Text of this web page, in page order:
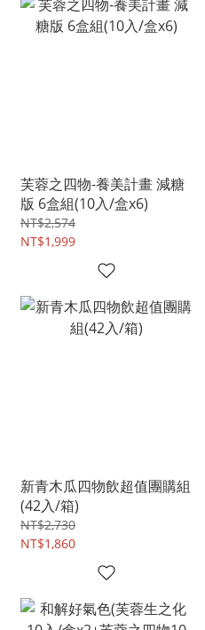
芙蓉之四物-養美計畫 減糖
版 6盒組(10入/盒x6)
NT$2,574
NT$1,999
新青木瓜四物飲超值團購組
(42入/箱)
NT$2,730
NT$1,860